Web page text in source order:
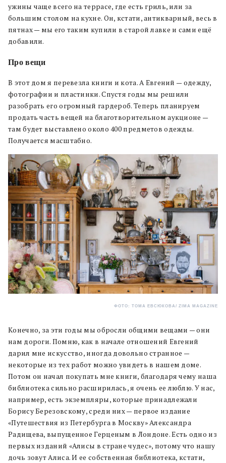
ужины чаще всего на террасе, где есть гриль, или за
большим столом на кухне. Он, кстати, антикварный, весь в
пятнах — мы его таким купили в старой лавке и сами ещё
добавили.
Про вещи
В этот дом я перевезла книги и кота. А Евгений — одежду,
фотографии и пластинки. Спустя годы мы решили
разобрать его огромный гардероб. Теперь планируем
продать часть вещей на благотворительном аукционе —
там будет выставлено около 400 предметов одежды.
Получается масштабно.
ФОТО: ТОМА ЕВСЮКОВА/ ZIMA MAGAZINE
Конечно, за эти годы мы обросли общими вещами — они
нам дороги. Помню, как в начале отношений Евгений
дарил мне искусство, иногда довольно странное —
некоторые из тех работ можно увидеть в нашем доме.
Потом он начал покупать мне книги, благодаря чему наша
библиотека сильно расширилась, я очень ее люблю. У нас,
например, есть экземпляры, которые принадлежали
Борису Березовскому, среди них — первое издание
«Путешествия из Петербурга в Москву» Александра
Радищева, выпущенное Герценым в Лондоне. Есть одно из
первых изданий «Алисы в стране чудес», потому что нашу
дочь зовут Алиса. И ее собственная библиотека, кстати,